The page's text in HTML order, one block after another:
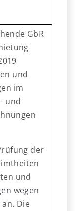
GbR
und
im
und
der
und
wegen
Die